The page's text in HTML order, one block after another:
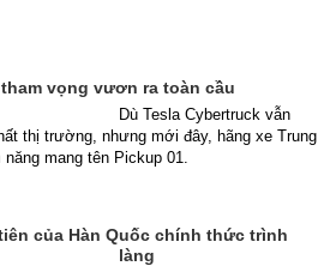
vọng vươn ra toàn cầu
Dù Tesla Cybertruck vẫn
thị trường, nhưng mới đây, hãng xe Trung
mang tên Pickup 01.
của Hàn Quốc chính thức trình
làng